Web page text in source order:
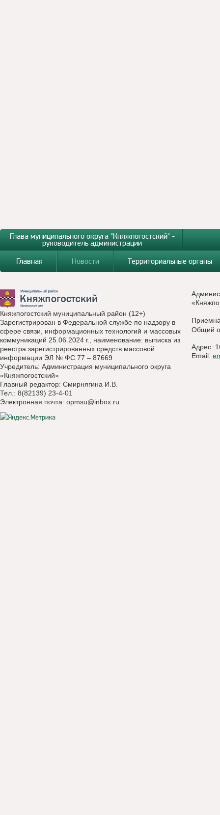
Глава муниципального округа "Княжпогостский" -
руководитель администрации
Главная
Новости Территориальные органы
Княжпогостский муниципальный район (12+)
Зарегистрирован в Федеральной службе по надзору в
сфере связи, информационных технологий и массовых
коммуникаций 25.06.2024 г., наименование: выписка из
реестра зарегистрированных средств массовой
информации ЭЛ № ФС 77 – 87669
Учредитель: Администрация муниципального округа
«Княжпогостский»
Главный редактор: Смирнягина И.В.
Тел.: 8(82139) 23-4-01
Электронная почта: opmsu@inbox.ru
Общий
Адрес:
Email: